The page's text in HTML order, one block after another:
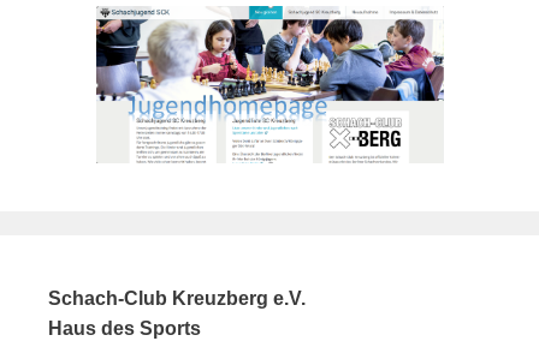
Schach-Club Kreuzberg e.V.
Haus des Sports